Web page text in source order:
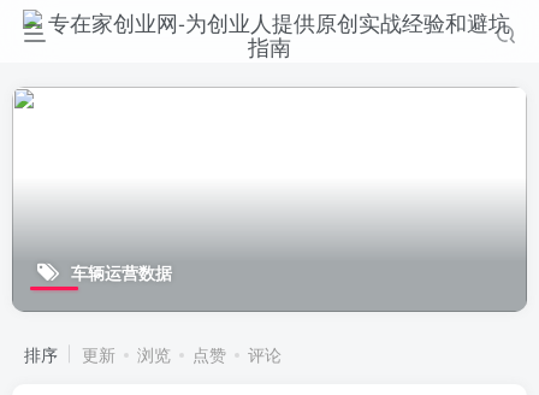
车辆运营数据
排序 更新 浏览 点赞 评论